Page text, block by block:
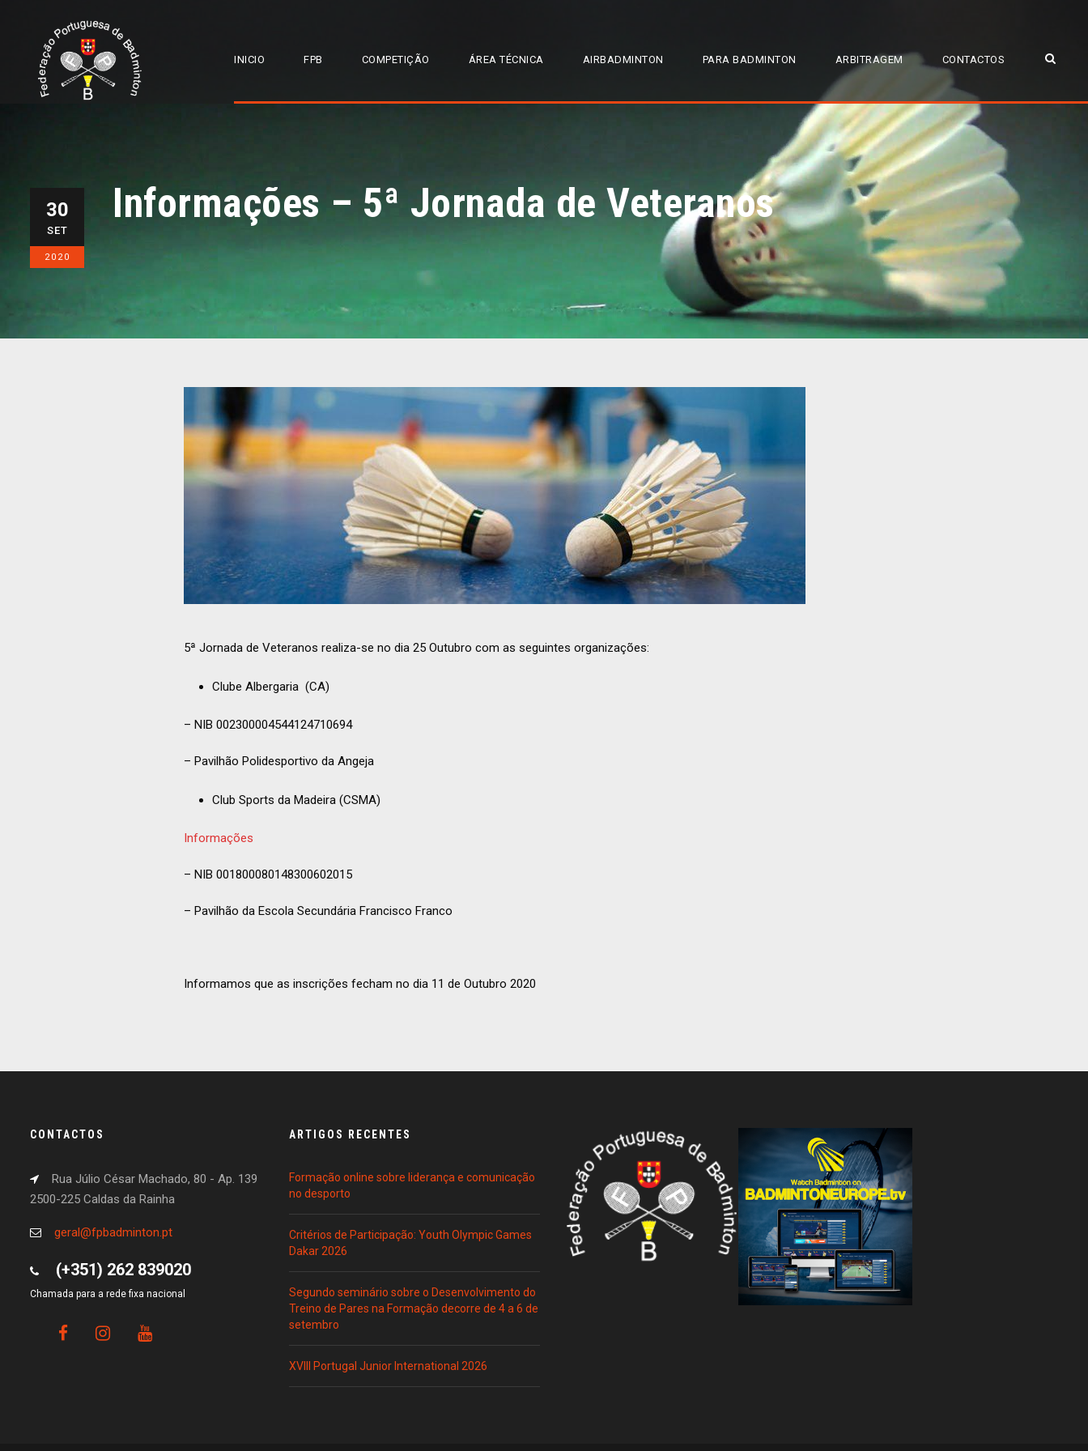
INICIO FPB COMPETIÇÃO ÁREA TÉCNICA AIRBADMINTON PARA BADMINTON ARBITRAGEM CONTACTOS
30
SET
2020
Informações – 5ª Jornada de Veteranos
5ª Jornada de Veteranos realiza-se no dia 25 Outubro com as seguintes organizações:
Clube Albergaria (CA)
– NIB 002300004544124710694
– Pavilhão Polidesportivo da Angeja
Club Sports da Madeira (CSMA)
Informações
– NIB 001800080148300602015
– Pavilhão da Escola Secundária Francisco Franco
Informamos que as inscrições fecham no dia 11 de Outubro 2020
CONTACTOS
Rua Júlio César Machado, 80 - Ap. 139
2500-225 Caldas da Rainha
geral@fpbadminton.pt
(+351) 262 839020
Chamada para a rede fixa nacional
ARTIGOS RECENTES
Formação online sobre liderança e comunicação
no desporto
Critérios de Participação: Youth Olympic Games
Dakar 2026
Segundo seminário sobre o Desenvolvimento do
Treino de Pares na Formação decorre de 4 a 6 de
setembro
XVIII Portugal Junior International 2026